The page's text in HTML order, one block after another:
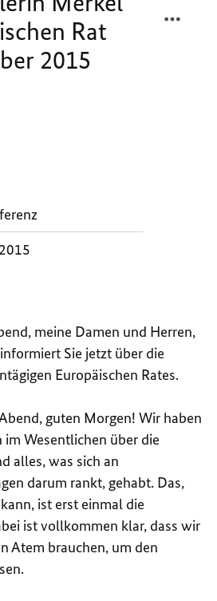
Rat
2015
meine Damen und Herren,
Sie jetzt über die
Europäischen Rates.
guten Morgen! Wir haben
Wesentlichen über die
alles, was sich an
darum rankt, gehabt. Das,
ist erst einmal die
ist vollkommen klar, dass wir
Atem brauchen, um den